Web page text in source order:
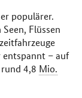
populärer.
Flüssen
– auf
4,8 Mio.